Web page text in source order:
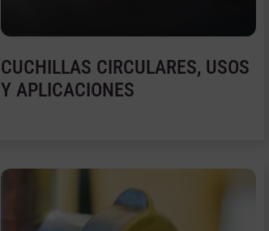
CUCHILLAS CIRCULARES, USOS
Y APLICACIONES